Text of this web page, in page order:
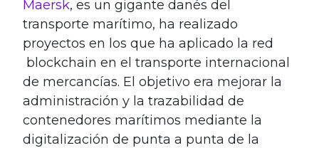
Maersk, es un gigante danés del
transporte marítimo, ha realizado
proyectos en los que ha aplicado la red
blockchain en el transporte internacional
de mercancías. El objetivo era mejorar la
administración y la trazabilidad de
contenedores marítimos mediante la
digitalización de punta a punta de la